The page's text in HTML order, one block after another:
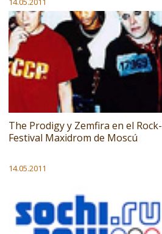
The Prodigy y Zemfira en el Rock-
Festival Maxidrom de Moscú
14.05.2011